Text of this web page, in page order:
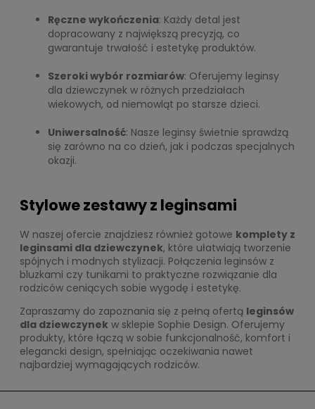
Ręczne wykończenia: Każdy detal jest
dopracowany z największą precyzją, co
gwarantuje trwałość i estetykę produktów.
Szeroki wybór rozmiarów: Oferujemy leginsy
dla dziewczynek w różnych przedziałach
wiekowych, od niemowląt po starsze dzieci.
Uniwersalność: Nasze leginsy świetnie sprawdzą
się zarówno na co dzień, jak i podczas specjalnych
okazji.
Stylowe zestawy z leginsami
W naszej ofercie znajdziesz również gotowe komplety z
leginsami dla dziewczynek, które ułatwiają tworzenie
spójnych i modnych stylizacji. Połączenia leginsów z
bluzkami czy tunikami to praktyczne rozwiązanie dla
rodziców ceniących sobie wygodę i estetykę.
Zapraszamy do zapoznania się z pełną ofertą leginsów
dla dziewczynek w sklepie Sophie Design. Oferujemy
produkty, które łączą w sobie funkcjonalność, komfort i
elegancki design, spełniając oczekiwania nawet
najbardziej wymagających rodziców.